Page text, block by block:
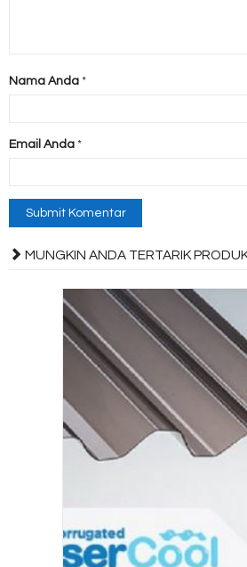
Nama Anda *
Email Anda *
MUNGKIN ANDA TERTARIK